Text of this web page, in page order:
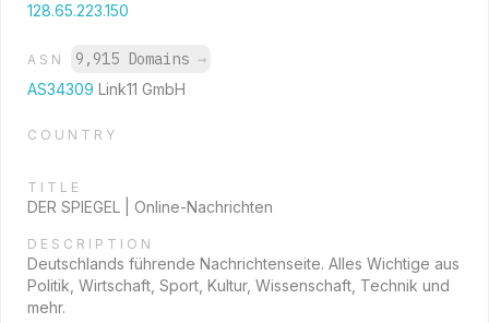
128.65.223.150
ASN 9,915 Domains →
AS34309 Link11 GmbH
COUNTRY
TITLE
DER SPIEGEL | Online-Nachrichten
DESCRIPTION
Deutschlands führende Nachrichtenseite. Alles Wichtige aus
Politik, Wirtschaft, Sport, Kultur, Wissenschaft, Technik und
mehr.